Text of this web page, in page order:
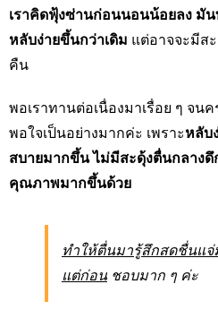
เราคิดฟุ้งซ่านก่อนนอนน้อยลง มั
หลับง่ายขึ้นกว่าเดิม แต่อาจจะมีส
คืน
พอเราทานต่อเนื่องมาเรื่อย ๆ จนค
พอใจเป็นอย่างมากค่ะ เพราะหลับ
สบายมากขึ้น ไม่มีสะดุ้งตื่นกลาง
คุณภาพมากขึ้นด้วย
ทำให้ตื่นมารู้สึกสดชื่นแจ่
แต่ก่อน ชอบมาก ๆ ค่ะ